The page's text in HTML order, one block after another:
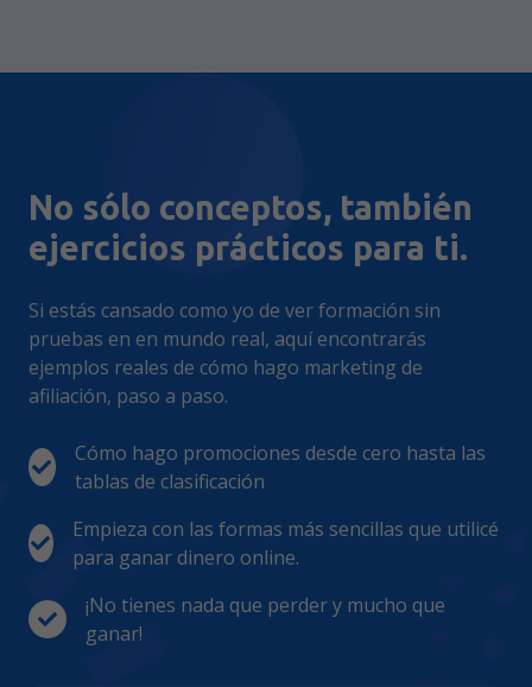
No sólo conceptos, también
ejercicios prácticos para ti.
Si estás cansado como yo de ver formación sin
pruebas en en mundo real, aquí encontrarás
ejemplos reales de cómo hago marketing de
afiliación, paso a paso.
Cómo hago promociones desde cero hasta las
tablas de clasificación
Empieza con las formas más sencillas que utilicé
para ganar dinero online.
¡No tienes nada que perder y mucho que
ganar!